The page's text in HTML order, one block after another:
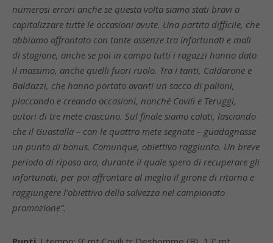
numerosi errori anche se questa volta siamo stati bravi a
capitalizzare tutte le occasioni avute. Una partita difficile, che
abbiamo affrontato con tante assenze tra infortunati e mali
di stagione, anche se poi in campo tutti i ragazzi hanno dato
il massimo, anche quelli fuori ruolo. Tra i tanti, Caldarone e
Baldazzi, che hanno portato avanti un sacco di palloni,
placcando e creando occasioni, nonché Covili e Teruggi,
autori di tre mete ciascuno. Sul finale siamo calati, lasciando
che il Guastalla – con le quattro mete segnate – guadagnasse
un punto di bonus. Comunque, obiettivo raggiunto. Un breve
periodo di riposo ora, durante il quale spero di recuperare gli
infortunati, per poi affrontare al meglio il girone di ritorno e
raggiungere l’obiettivo della salvezza nel campionato
promozione”.